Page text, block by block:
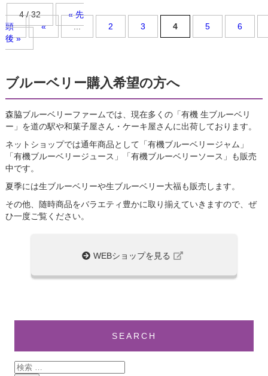
4 / 32
« 先
頭
« ... 2 3 4 5
6
後 »
ブルーベリー購入希望の方へ
森脇ブルーベリーファームでは、現在多くの「有機 生ブルーベリ
ー」を道の駅や和菓子屋さん・ケーキ屋さんに出荷しております。
ネットショップでは通年商品として「有機ブルーベリージャム」
「有機ブルーベリージュース」「有機ブルーベリーソース」も販売
中です。
夏季には生ブルーベリーや生ブルーベリー大福も販売します。
その他、随時商品をバラエティ豊かに取り揃えていきますので、ぜ
ひ一度ご覧ください。
WEBショップを見る
SEARCH